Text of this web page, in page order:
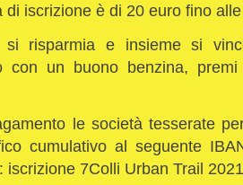
di iscrizione è di 20 euro fino
si risparmia e insieme si
con un buono benzina,
le società tesserate
cumulativo al seguente
iscrizione 7Colli Urban Trail 2021